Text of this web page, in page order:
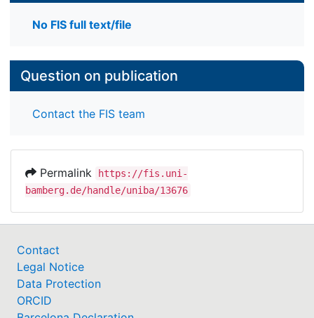
No FIS full text/file
Question on publication
Contact the FIS team
Permalink
https://fis.uni-
bamberg.de/handle/uniba/13676
Contact
Legal Notice
Data Protection
ORCID